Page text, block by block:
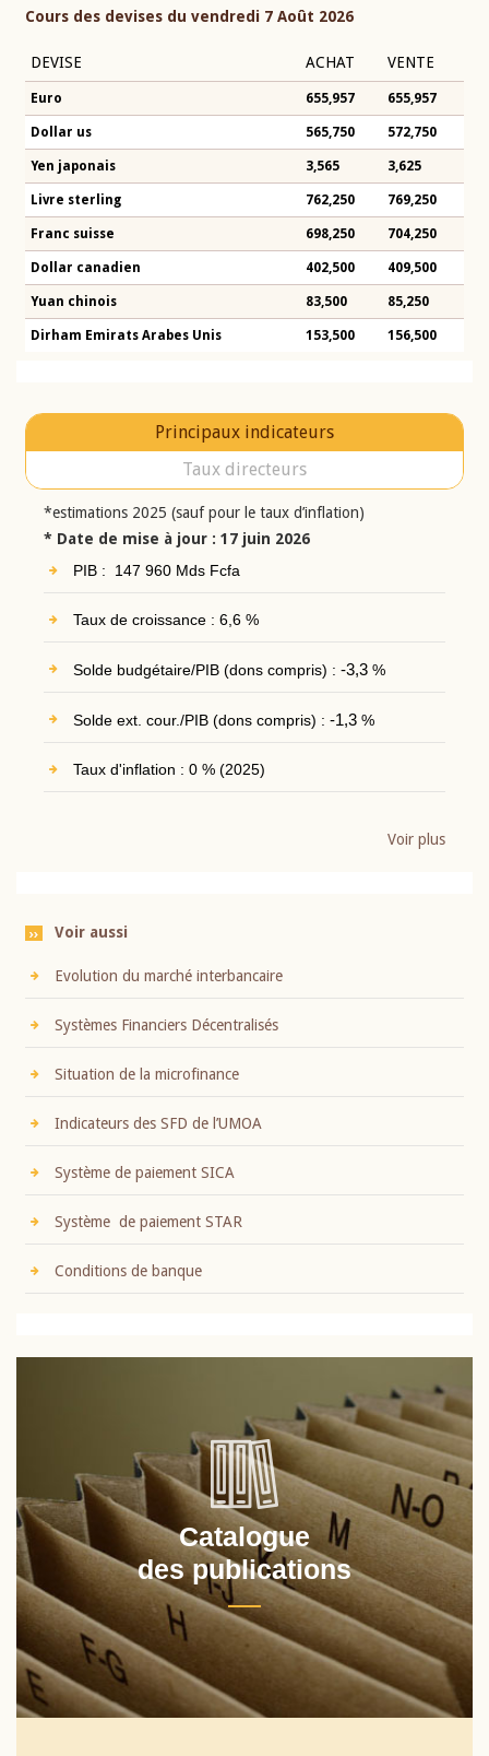
Cours des devises du vendredi 7 Août 2026
DEVISE ACHAT VENTE
Euro 655,957 655,957
Dollar us 565,750 572,750
Yen japonais 3,565 3,625
Livre sterling 762,250 769,250
Franc suisse 698,250 704,250
Dollar canadien 402,500 409,500
Yuan chinois 83,500 85,250
Dirham Emirats Arabes Unis 153,500 156,500
Principaux indicateurs
Taux directeurs
*estimations 2025 (sauf pour le taux d’inflation)
* Date de mise à jour : 17 juin 2026
PIB : 147 960 Mds Fcfa
Taux de croissance : 6,6 %
Solde budgétaire/PIB (dons compris) : -3,3%
Solde ext. cour./PIB (dons compris) : -1,3%
Taux d'inflation : 0 % (2025)
Voir plus
Voir aussi
Evolution du marché interbancaire
Systèmes Financiers Décentralisés
Situation de la microfinance
Indicateurs des SFD de l’UMOA
Système de paiement SICA
Système de paiement STAR
Conditions de banque
Catalogue
des publications